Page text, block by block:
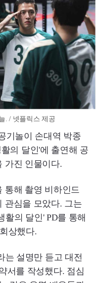
. / 넷플릭스 제공
기놀이 손대역 박종
의 달인'에 출연해 공
가진 인물이다.
통해 촬영 비하인드
관심을 모았다. 그는
활의 달인' PD를 통해
상했다.
는 설명만 듣고 대전
서를 작성했다. 점심